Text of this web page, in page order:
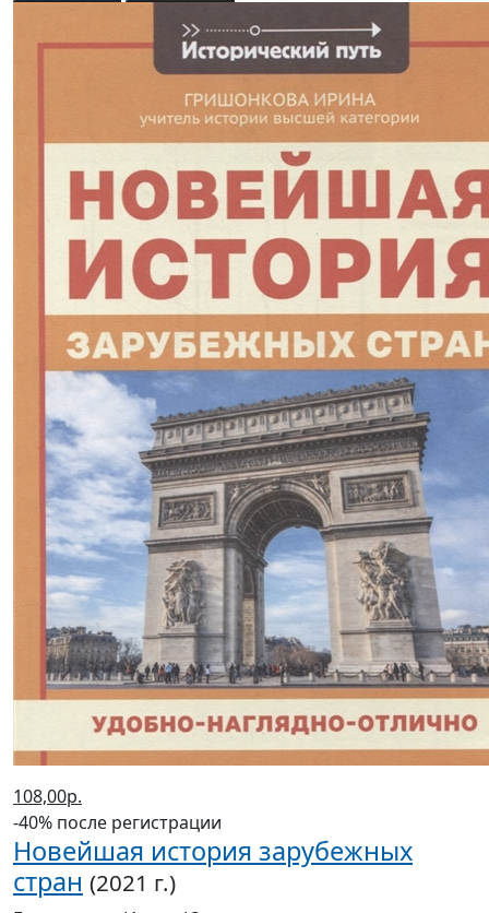
108,00р.
-40% после регистрации
Новейшая история зарубежных
стран (2021 г.)